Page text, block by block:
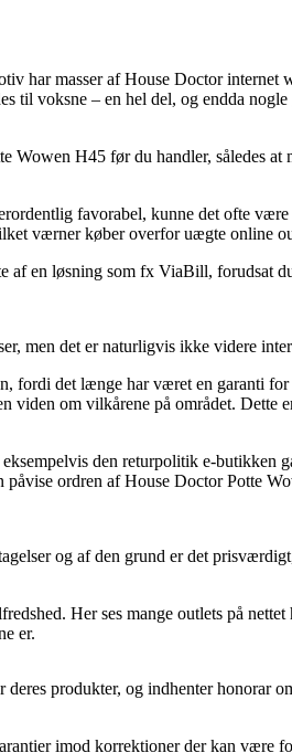
har masser af House Doctor internet
til voksne – en hel del, og endda nogle
Wowen H45 før du handler, således at
favorabel, kunne det ofte være
værner køber overfor uægte online
af en løsning som fx ViaBill, forudsat
men det er naturligvis ikke videre
fordi det længe har været en garanti for
viden om vilkårene på området. Dette
den returpolitik e-butikken
påvise ordren af House Doctor Potte
og af den grund er det
Her ses mange outlets på nettet
er.
produkter, og indhenter honorar
imod korrektioner der kan være